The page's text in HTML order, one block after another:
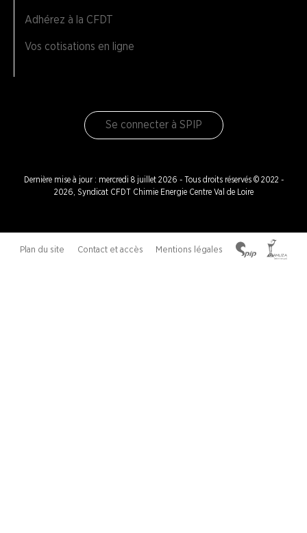
Adhérez à la CFDT
Vos cotisations en ligne
Se connecter à SPIP
Dernière mise à jour : mercredi 8 juillet 2026 - Tous droits réservés © 2022 -
2026, Syndicat CFDT Chimie Energie Centre Val de Loire
Plan du site Contact et accès Mentions légales